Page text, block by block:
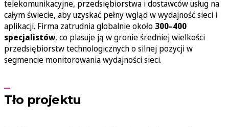
telekomunikacyjne, przedsiębiorstwa i dostawców usług na
całym świecie, aby uzyskać pełny wgląd w wydajność sieci i
aplikacji. Firma zatrudnia globalnie około 300–400
specjalistów, co plasuje ją w gronie średniej wielkości
przedsiębiorstw technologicznych o silnej pozycji w
segmencie monitorowania wydajności sieci.
Tło projektu